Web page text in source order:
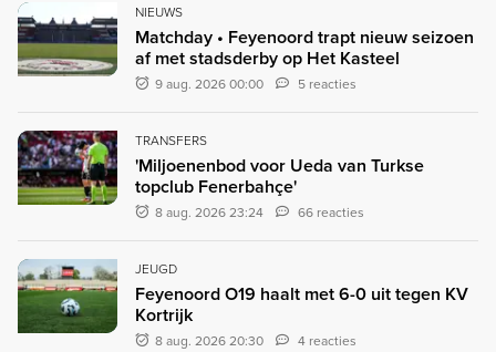
NIEUWS
Matchday • Feyenoord trapt nieuw seizoen
af met stadsderby op Het Kasteel
9 aug. 2026 00:00 5 reacties
TRANSFERS
'Miljoenenbod voor Ueda van Turkse
topclub Fenerbahçe'
8 aug. 2026 23:24 66 reacties
JEUGD
Feyenoord O19 haalt met 6-0 uit tegen KV
Kortrijk
8 aug. 2026 20:30 4 reacties